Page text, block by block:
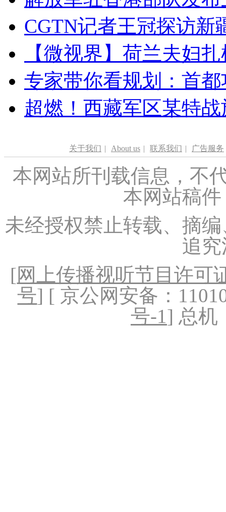
CGTN记者王冠探访新
【微视界】荷兰夫妇
专家带你看规划：首
超燃！西藏军区某特
关于我们 | About us | 联系我们 | 广告服务
本网站所刊载信息，不
本网站稿
未经授权禁止转载、摘
追
[网上传播视听节目许可
号] [ 京公网安备：
号-1] 总机